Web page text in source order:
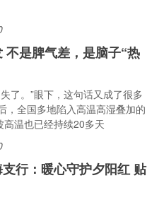
不是脾气差，是脑子“热
了。”眼下，这句话又成了很多
，全国多地陷入高温高湿叠加的
高温也已经持续20多天
行：暖心守护夕阳红 贴